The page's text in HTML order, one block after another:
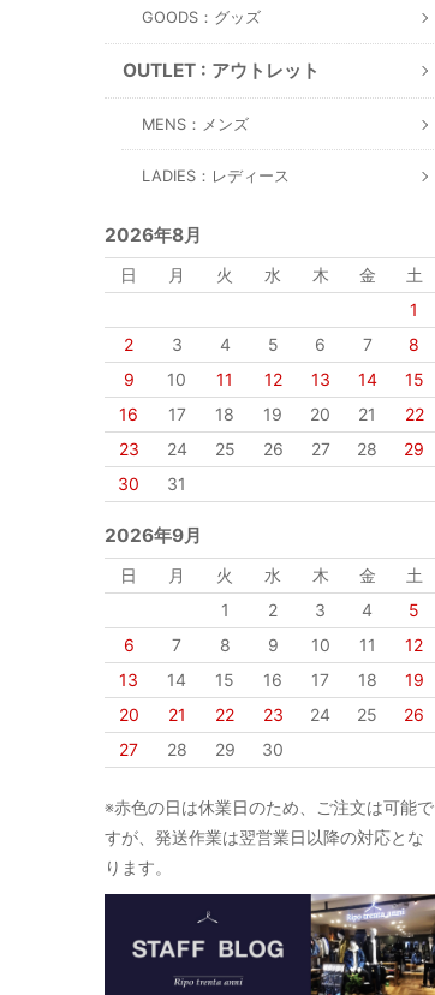
GOODS：グッズ
OUTLET : アウトレット
MENS：メンズ
LADIES：レディース
2026年8月
日 月 火 水 木 金
土
1
2
3 4 5 6 7
8
9
10 11 12 13 14
15
16
17 18 19 20 21
22
23
24 25 26 27 28
29
30
31
2026年9月
日 月 火 水 木 金
土
1
2 3 4
5
6
7 8 9 10 11
12
13
14 15 16 17 18
19
20
21 22 23 24 25
26
27
28 29 30
※赤色の日は休業日のため、ご注文は可能で
すが、発送作業は翌営業日以降の対応とな
ります。